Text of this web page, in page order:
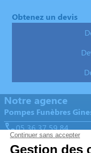
Obtenez un devis
Notre agence
Pompes Funèbres
05 36 37 59 84
contact@pf12-